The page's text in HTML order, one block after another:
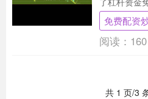
投资机会。
台的名....
免费配资
阅读： 160
共 1 页/3